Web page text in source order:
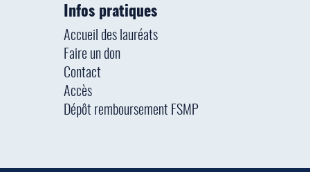
Infos pratiques
Accueil des lauréats
Faire un don
Contact
Accès
Dépôt remboursement FSMP